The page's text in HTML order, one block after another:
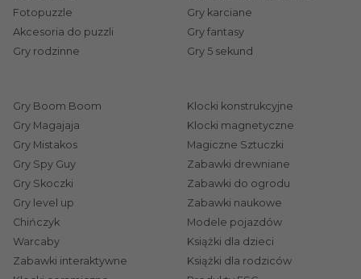
naukowego i twórczego wyzwania z udziałem
magnetycznych klocków z serii
dopiero zabawki, które potrafią skutecznie
starszych architektów i inżynierów budowlanych!
Przekonajcie się na własnej skórze o
konstruktorskich zaletach kolorowych (seria
Supercolor) i świecących w nocy (seria Glow)
klocków Geomag – to zupełnie nowy wymiar
klockowej zabawy. Łączcie magnetyczne patyczki,
metalowe kulki i kolorowe panele – rozwijajcie
swoją kreatywność, umiejętności manualne, a także
Fotopuzzle
Akcesoria do puzzli
Gry rodzinne
Gry karciane
Gry fantasy
Gry 5 sekund
Gry Boom Boom
Gry Magajaja
Gry Mistakos
Gry Spy Guy
Gry Skoczki
Gry level up
Chińczyk
Warcaby
Zabawki interaktywne
Klocki konstrukcyjne
Klocki magnetyczne
Magiczne Sztuczki
Zabawki drewniane
Zabawki do ogrodu
Zabawki naukowe
Modele pojazdów
Książki dla dzieci
Książki dla rodziców